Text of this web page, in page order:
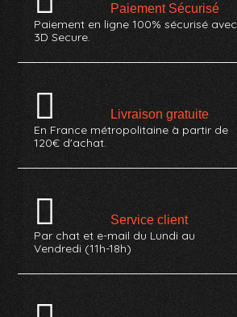
Paiement Sécurisé
Paiement en ligne 100% sécurisé avec
3D Secure.
Livraison gratuite
En France métropolitaine à partir de
120€ d'achat.
Service client
Par chat et e-mail du Lundi au
Vendredi (11h-18h)